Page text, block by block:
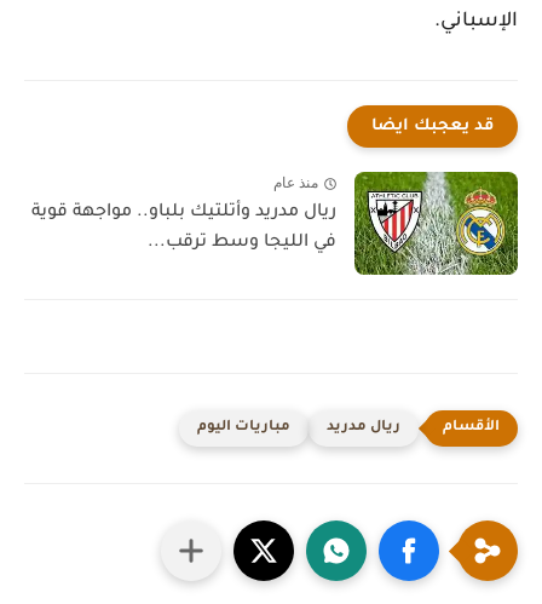
الإسباني.
قد يعجبك ايضا
منذ عام
ريال مدريد وأتلتيك بلباو.. مواجهة قوية
في الليجا وسط ترقب...
ريال مدريد مباريات اليوم